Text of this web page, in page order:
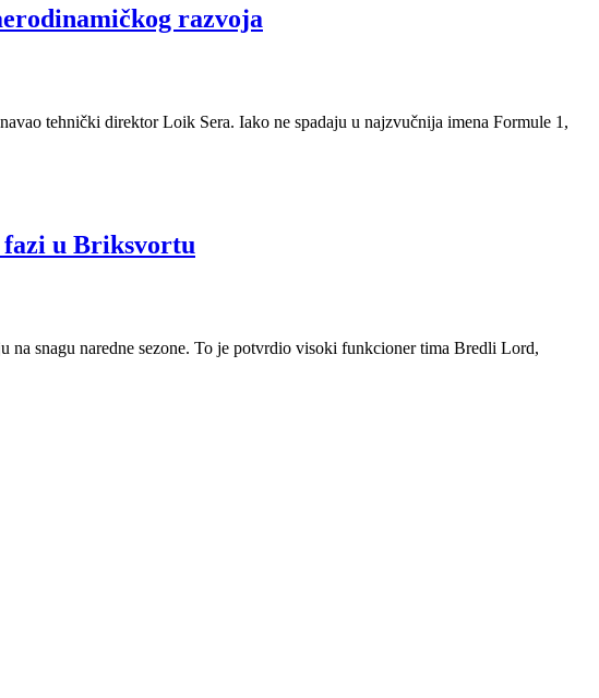
razvoja
tehnički direktor Loik Sera. Iako ne spadaju u najzvučnija imena Formule 1,
fazi u Briksvortu
snagu naredne sezone. To je potvrdio visoki funkcioner tima Bredli Lord,